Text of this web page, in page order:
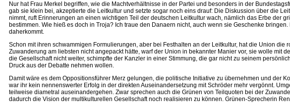
Nur hat Frau Merkel begriffen, wie die Machtverhältnisse in der Partei und besonders in der
gab sie klein bei, akzeptierte die Leitkultur und setzte sogar noch eins drauf: Die Diskussion über die
nimmt, ruft Erinnerungen an einen wichtigen Teil der deutschen Leitkultur wach, nämlich das Erbe der
bestimmen. Wie hieß es doch in Troja? Ich traue den Danaern nicht, auch wenn sie Geschenke
daherkommt.
Schon mit ihren schwammigen Formulierungen, aber bei Festhalten an der Leitkultur, hat die Union
Zuwanderung am liebsten nicht angepackt hätte, warf der Union in bekannter Manier vor, sie wolle mit
die Gesellschaft nicht weiter, schimpfte der Kanzler in einer Stimmung, die gar nicht zu seinem
Druck aus der Debatte nehmen wollen.
Damit wäre es dem Oppositionsführer Merz gelungen, die politische Initiative zu übernehmen und
war ihr kein nennenswerter Erfolg in der direkten Auseinandersetzung mit Schröder mehr vergönnt.
teilweise diametral auseinandergehen. Zwar sprechen auch die Grünen von Teilquoten bei der
dadurch die Vision der multikulturellen Gesellschaft noch realisieren zu können. Grünen-Sprecherin